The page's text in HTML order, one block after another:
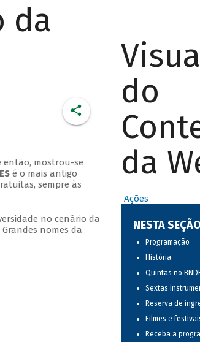
da
então, mostrou-se
é o mais antigo
sempre às
no cenário da
nomes da
do
da
Ações
NESTA SEÇÃO
Programação
História
Quintas no
Sextas
Reserva de
Filmes e
Receba a